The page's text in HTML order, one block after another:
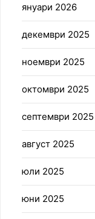
януари 2026
декември 2025
ноември 2025
октомври 2025
септември 2025
август 2025
юли 2025
юни 2025